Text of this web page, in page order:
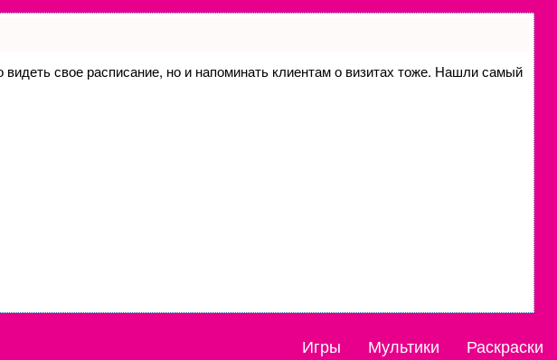
свое расписание, но и напоминать клиентам о визитах тоже. Нашли самый
Игры Мультики Раскраски